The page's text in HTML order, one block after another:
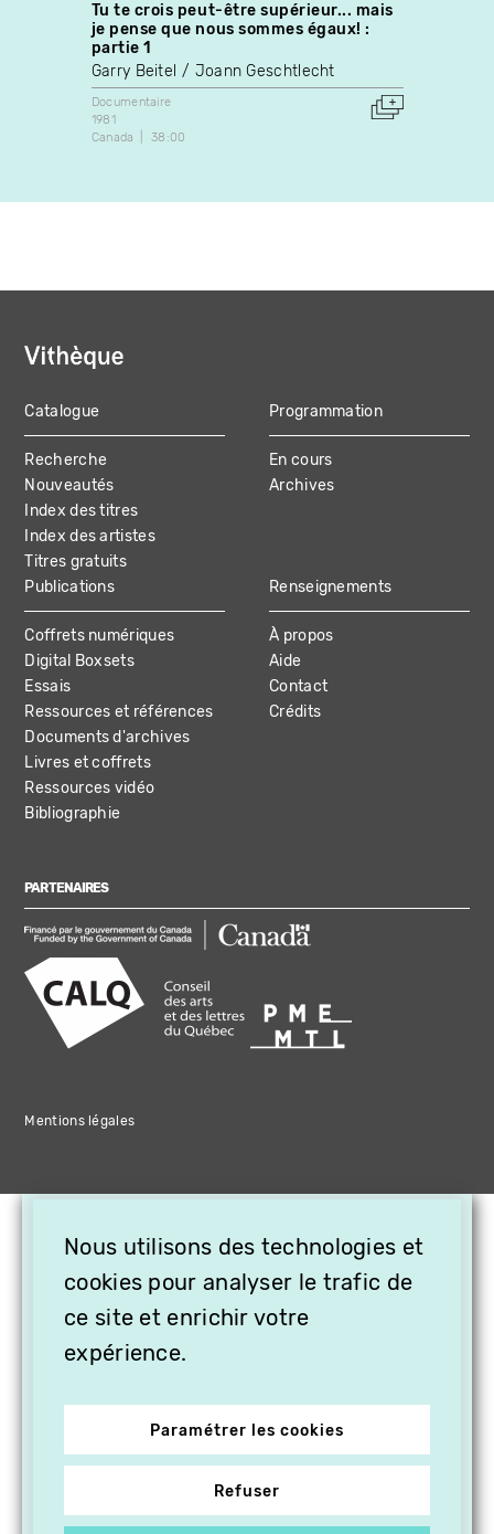
Tu te crois peut-être supérieur... mais
je pense que nous sommes égaux! :
partie 1
Garry Beitel
Joann Geschtlecht
Documentaire
1981
Canada
38:00
MAIN
NAVIGATION
Catalogue
Recherche
Nouveautés
Index des titres
Index des artistes
Titres gratuits
Programmation
En cours
Archives
Publications
Coffrets numériques
Digital Boxsets
Essais
Ressources et références
Documents d'archives
Livres et coffrets
Ressources vidéo
Bibliographie
Renseignements
À propos
Aide
Contact
Crédits
PARTENAIRES
Mentions légales
Nous utilisons des technologies et
cookies pour analyser le trafic de
ce site et enrichir votre
expérience.
Paramétrer les cookies
Refuser
OFFREZ LA VIDÉO EN
CADEAU, ABONNEZ VOS
PROCHES À VITHÈQUE !